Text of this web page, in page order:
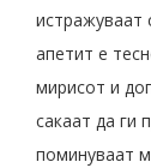
истражуваат
апетит е
мирисот и
сакаат да ги
поминуваат